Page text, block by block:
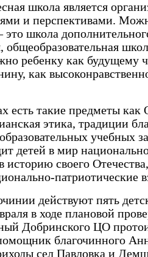
школа является
и перспективами.
это школа
общеобразовательная
ребенку как будущему
как
такие предметы как
этика, традиции
учебных
детей в мир
историю своего
патриотические
действуют пять
в ходе плановой
Добринского ЦО
благочинного
сел Павловка и